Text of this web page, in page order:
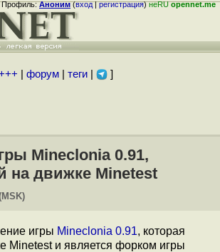
Профиль:Аноним(вход|регистрация)неRUopennet.me
форум| теги| ]
Mineclonia 0.91,
на движке Minetest
игры Mineclonia 0.91, которая
Minetest и является форком игры